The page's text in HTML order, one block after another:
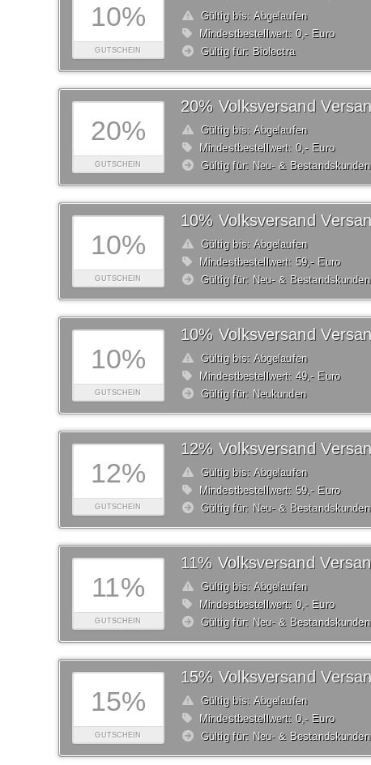
10%
GUTSCHEIN
Gültig bis: Abgelaufen
Mindestbestellwert: 0,- Euro
Gültig für: Biolectra
20%
GUTSCHEIN
Gültig bis: Abgelaufen
Mindestbestellwert: 0,- Euro
Gültig für: Neu- & Bestandskunden
10%
GUTSCHEIN
Gültig bis: Abgelaufen
Mindestbestellwert: 59,- Euro
Gültig für: Neu- & Bestandskunden
10%
GUTSCHEIN
Gültig bis: Abgelaufen
Mindestbestellwert: 49,- Euro
Gültig für: Neukunden
12%
GUTSCHEIN
Gültig bis: Abgelaufen
Mindestbestellwert: 59,- Euro
Gültig für: Neu- & Bestandskunden
11%
GUTSCHEIN
Gültig bis: Abgelaufen
Mindestbestellwert: 0,- Euro
Gültig für: Neu- & Bestandskunden
15%
GUTSCHEIN
Gültig bis: Abgelaufen
Mindestbestellwert: 0,- Euro
Gültig für: Neu- & Bestandskunden